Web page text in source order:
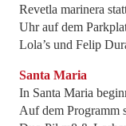
Revetla marinera
Uhr auf dem
Lola’s und Felip
Santa Maria
In Santa Maria
Auf dem Programm